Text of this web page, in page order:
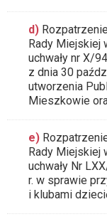
d)
Rady Miejskiej
uchwały nr X/
z dnia 30
utworzenia
Mieszkowie
e)
Rady Miejskiej
uchwały Nr
r. w sprawie
i klubami